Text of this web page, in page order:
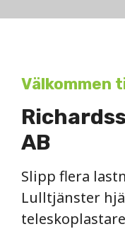
Välkommen
AB
Slipp flera
Lulltjänster